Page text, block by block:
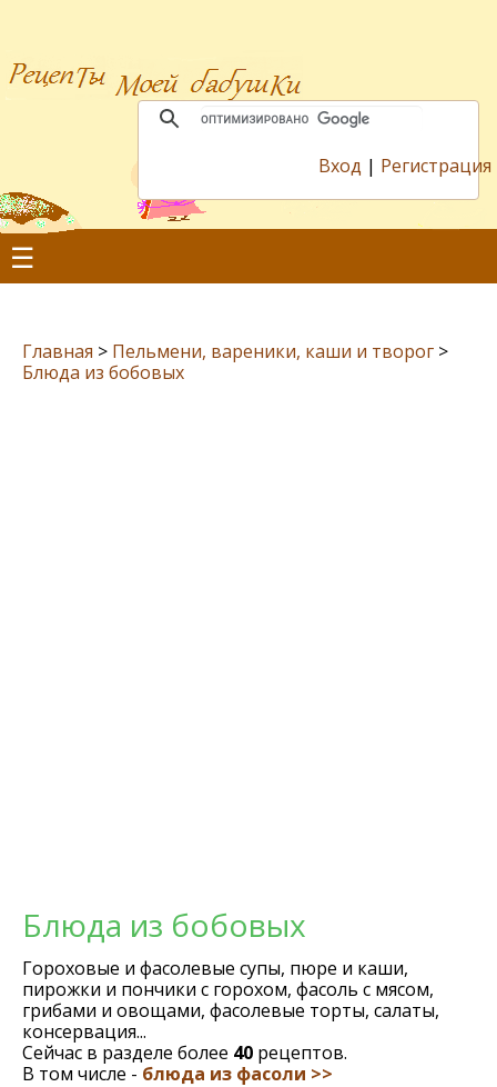
Вход | Регистрация
☰
Главная > Пельмени, вареники, каши и творог >
Блюда из бобовых
Блюда из бобовых
Гороховые и фасолевые супы, пюре и каши,
пирожки и пончики с горохом, фасоль с мясом,
грибами и овощами, фасолевые торты, салаты,
консервация...
Сейчас в разделе более 40 рецептов.
В том числе - блюда из фасоли >>